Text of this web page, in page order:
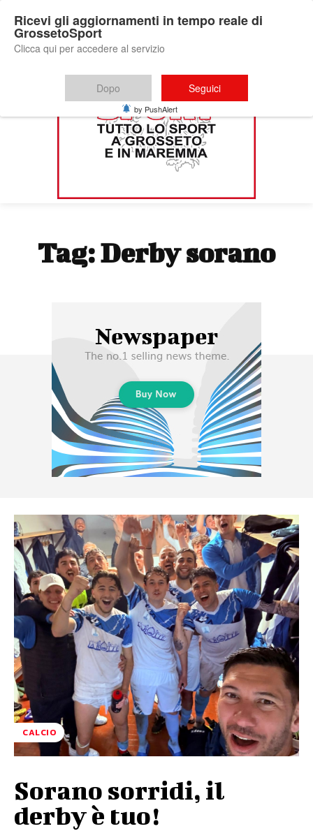
Tag:Derby sorano
CALCIO
Sorano sorridi, il
derby è tuo!
Ricevi gli aggiornamenti in tempo reale di
GrossetoSport
Clicca qui per accedere al servizio
Dopo Seguici
by PushAlert